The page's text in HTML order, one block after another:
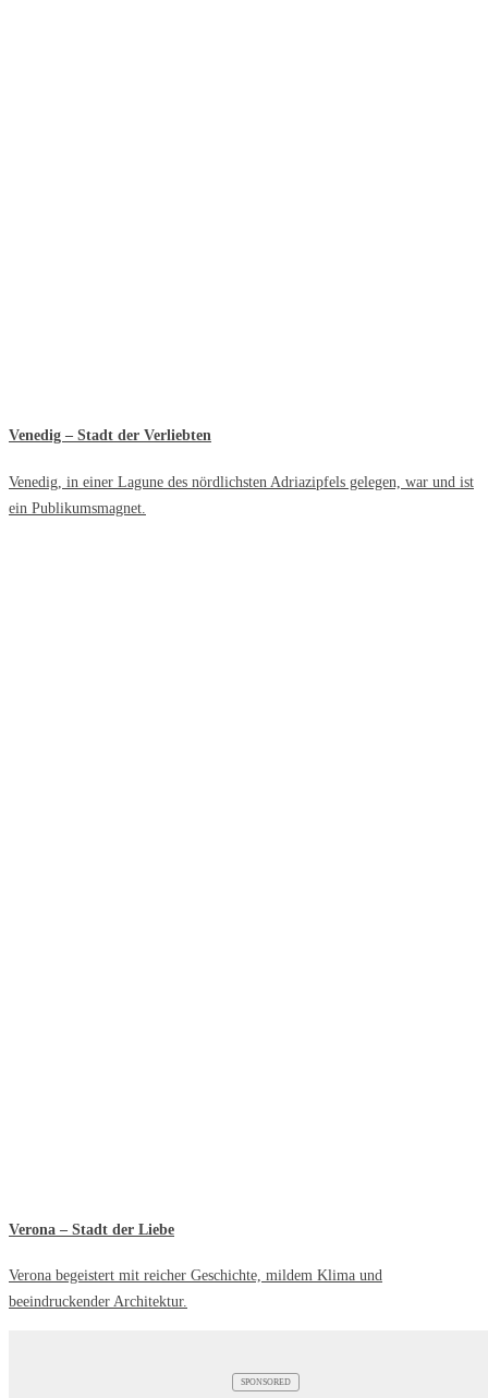
Venedig – Stadt der Verliebten
Venedig, in einer Lagune des nördlichsten Adriazipfels gelegen, war und ist
ein Publikumsmagnet.
Verona – Stadt der Liebe
Verona begeistert mit reicher Geschichte, mildem Klima und
beeindruckender Architektur.
SPONSORED